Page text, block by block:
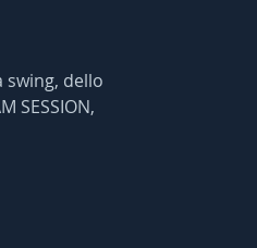
swing, dello
SESSION,